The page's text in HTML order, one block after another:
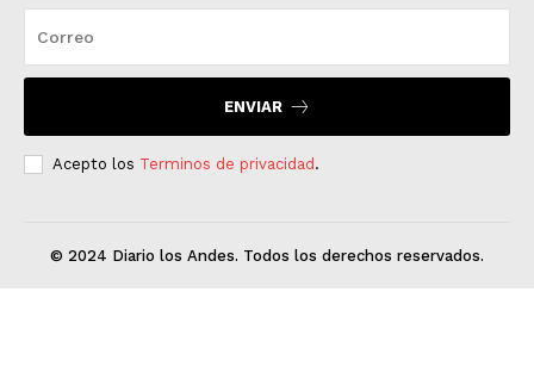
ENVIAR
Acepto los Terminos de privacidad .
© 2024 Diario los Andes. Todos los derechos reservados.